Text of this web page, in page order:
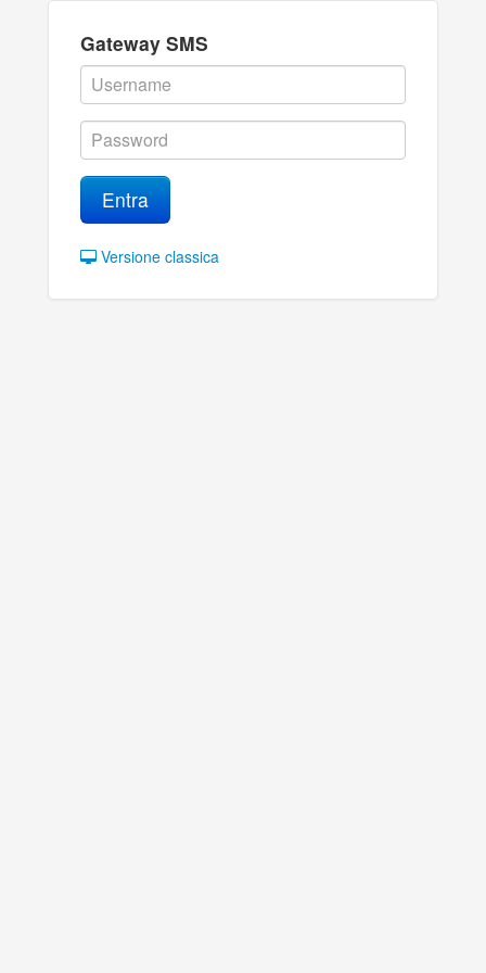
Gateway SMS
Entra
Versione classica